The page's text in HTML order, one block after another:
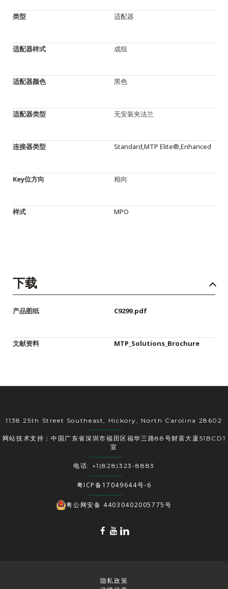
类型 适配器
适配器样式 成组
适配器颜色 黑色
适配器类型 无安装夹法兰
连接器类型 Standard,MTP Elite®,Enhanced
Key位方向 相向
样式 MPO
下载
产品图纸 C9299.pdf
文献资料 MTP_Solutions_Brochure
1138 25th Street Southeast, Hickory, North Carolina 28602
网站技术支持：中国广东省深圳市福田区福华三路88号财富大厦51BCD1
室
电话: +1(828)323-8883
粤ICP备17049644号-6
粤公网安备 44030402005775号
隐私政策